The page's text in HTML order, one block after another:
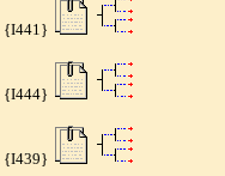
{I441}
{I444}
{I439}